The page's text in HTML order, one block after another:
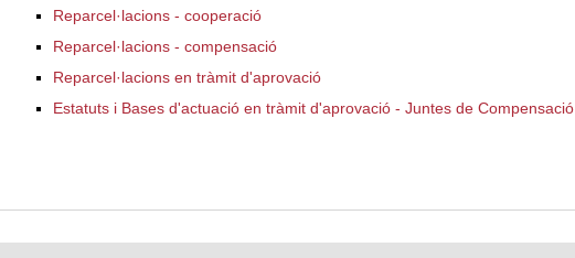
Reparcel·lacions - cooperació
Reparcel·lacions - compensació
Reparcel·lacions en tràmit d'aprovació
Estatuts i Bases d'actuació en tràmit d'aprovació - Juntes de Compensació